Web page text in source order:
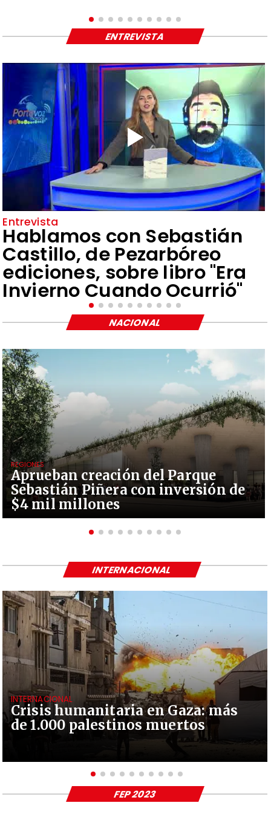
Entrevista
Hablamos con Sebastián
Castillo, de Pezarbóreo
ediciones, sobre libro "Era
Invierno Cuando Ocurrió"
ENTREVISTA
Aprueban creación del Parque
Sebastián Piñera con inversión de
$4 mil millones
REGIONES
NACIONAL
Crisis humanitaria en Gaza: más
de 1.000 palestinos muertos
INTERNACIONAL
INTERNACIONAL
FEP 2023